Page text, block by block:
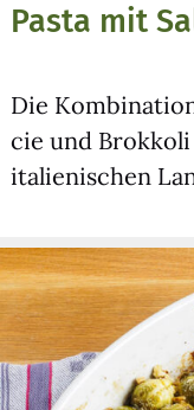
Pasta mit
Die
cie und
ita­lie­ni­schen